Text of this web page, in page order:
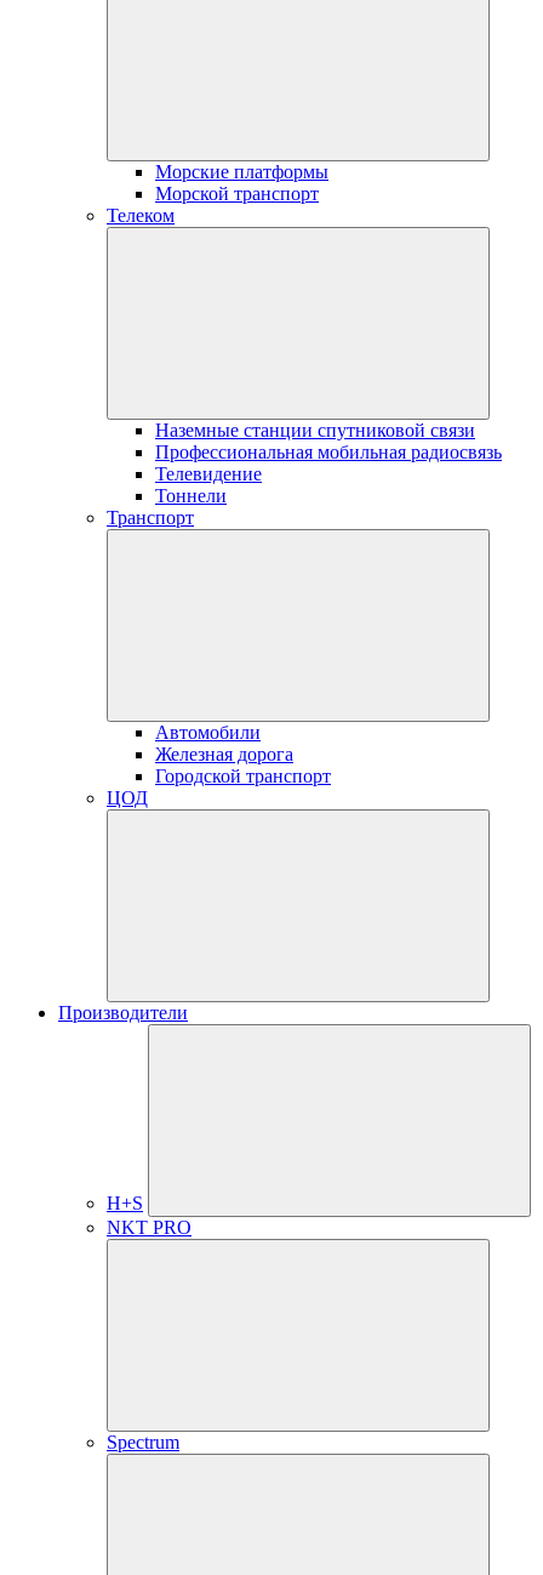
Морские платформы
Морской транспорт
Телеком
Наземные станции спутниковой связи
Профессиональная мобильная радиосвязь
Телевидение
Тоннели
Транспорт
Автомобили
Железная дорога
Городской транспорт
ЦОД
Производители
H+S
NKT PRO
Spectrum